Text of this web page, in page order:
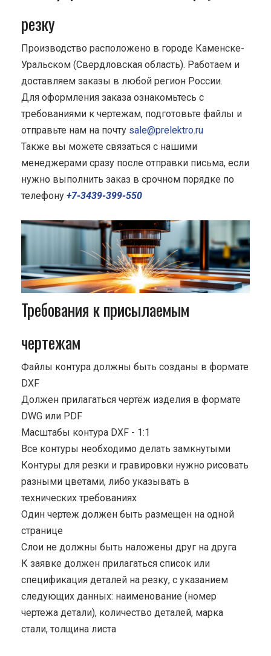
резку
Производство расположено в городе Каменске-
Уральском (Свердловская область). Работаем и
доставляем заказы в любой регион России.
Для оформления заказа ознакомьтесь с
требованиями к чертежам, подготовьте файлы и
отправьте нам на почту sale@prelektro.ru
Также вы можете связаться с нашими
менеджерами сразу после отправки письма, если
нужно выполнить заказ в срочном порядке по
телефону +7-3439-399-550
Требования к присылаемым
чертежам
Файлы контура должны быть созданы в формате
DXF
Должен прилагаться чертёж изделия в формате
DWG или PDF
Масштабы контура DXF - 1:1
Все контуры необходимо делать замкнутыми
Контуры для резки и гравировки нужно рисовать
разными цветами, либо указывать в
технических требованиях
Один чертеж должен быть размещен на одной
странице
Cлои не должны быть наложены друг на друга
К заявке должен прилагаться список или
спецификация деталей на резку, с указанием
следующих данных: наименование (номер
чертежа детали), количество деталей, марка
стали, толщина листа